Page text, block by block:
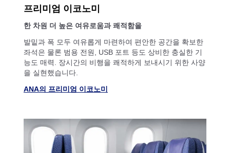
프리미엄 이코노미
한 차원 더 높은 여유로움과 쾌적함을
발밑과 폭 모두 여유롭게 마련하여 편안한 공간을 확보한
좌석은 물론 범용 전원, USB 포트 등도 상비한 충실한 기
능도 매력. 장시간의 비행을 쾌적하게 보내시기 위한 사양
을 실현했습니다.
ANA의 프리미엄 이코노미